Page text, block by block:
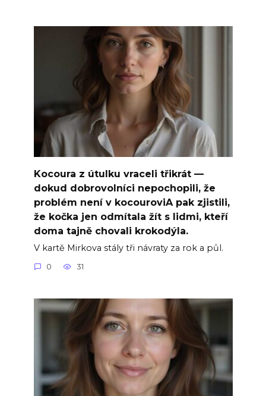
Kocoura z útulku vraceli třikrát —
dokud dobrovolníci nepochopili, že
problém není v kocouroviA pak zjistili,
že kočka jen odmítala žít s lidmi, kteří
doma tajně chovali krokodýla.
V kartě Mirkova stály tři návraty za rok a půl.
0 31